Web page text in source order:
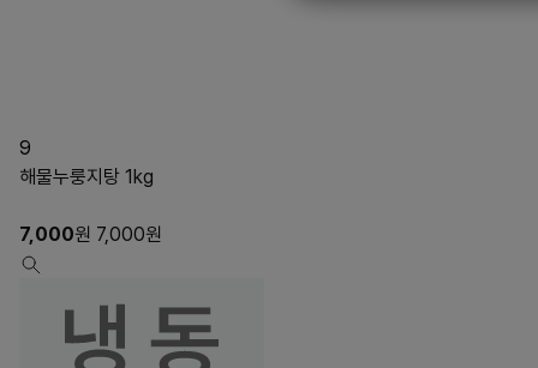
9
해물누룽지탕 1kg
7,000원 7,000원